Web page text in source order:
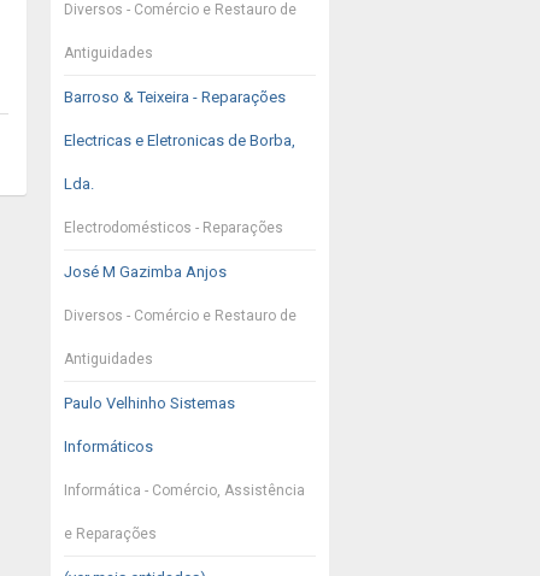
Diversos - Comércio e Restauro de
Antiguidades
Barroso & Teixeira - Reparações
Electricas e Eletronicas de Borba,
Lda.
Electrodomésticos - Reparações
José M Gazimba Anjos
Diversos - Comércio e Restauro de
Antiguidades
Paulo Velhinho Sistemas
Informáticos
Informática - Comércio, Assistência
e Reparações